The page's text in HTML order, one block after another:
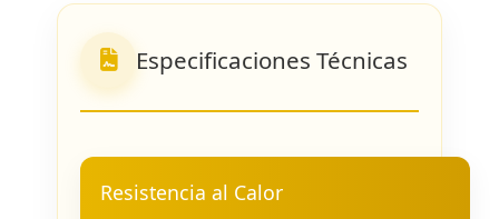
Especificaciones Técnicas
Resistencia al Calor